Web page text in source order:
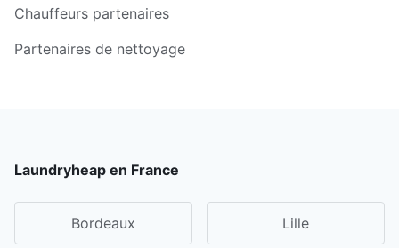
Chauffeurs partenaires
Partenaires de nettoyage
Laundryheap en France
Bordeaux Lille